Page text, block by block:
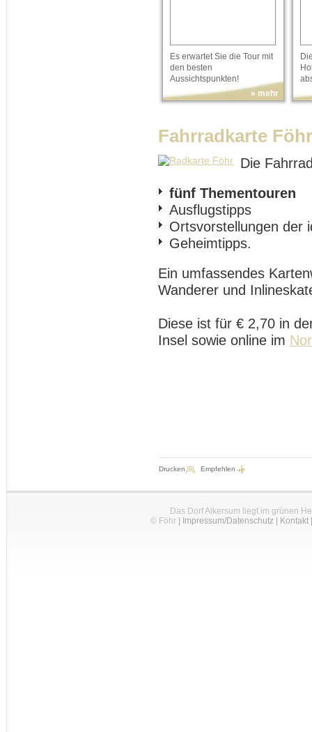
Es erwartet Sie die Tour mit
den besten
Aussichtspunkten!
» mehr
Fahrradkarte Föhr
Die
fünf Thementouren
Ausflugstipps
Ortsvorstellungen der
Geheimtipps.
Ein umfassendes
Wanderer und
Diese ist für € 2,70 in
Insel sowie online im
Drucken Empfehlen
Das Dorf Alkersum liegt im grünen
© Föhr| Impressum/Datenschutz| Kontakt